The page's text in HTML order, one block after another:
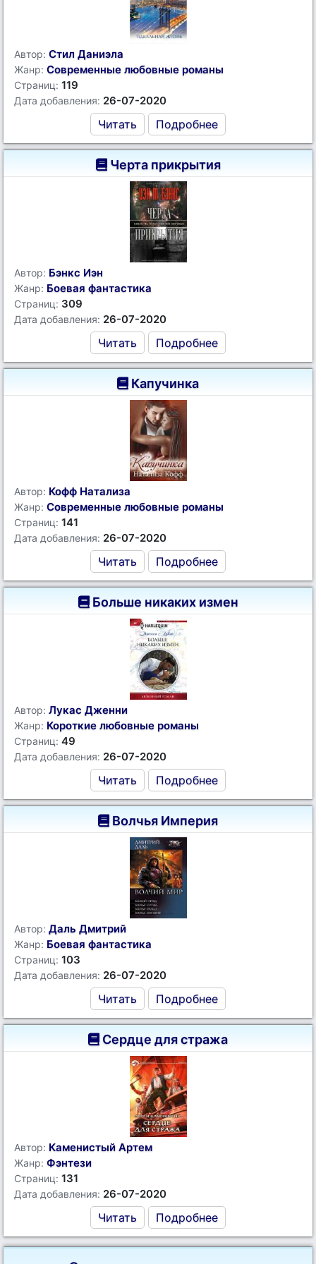
Автор: Стил Даниэла
Жанр: Современные любовные романы
Страниц: 119
Дата добавления: 26-07-2020
Читать Подробнее
Черта прикрытия
Автор: Бэнкс Иэн
Жанр: Боевая фантастика
Страниц: 309
Дата добавления: 26-07-2020
Читать Подробнее
Капучинка
Автор: Кофф Натализа
Жанр: Современные любовные романы
Страниц: 141
Дата добавления: 26-07-2020
Читать Подробнее
Больше никаких измен
Автор: Лукас Дженни
Жанр: Короткие любовные романы
Страниц: 49
Дата добавления: 26-07-2020
Читать Подробнее
Волчья Империя
Автор: Даль Дмитрий
Жанр: Боевая фантастика
Страниц: 103
Дата добавления: 26-07-2020
Читать Подробнее
Сердце для стража
Автор: Каменистый Артем
Жанр: Фэнтези
Страниц: 131
Дата добавления: 26-07-2020
Читать Подробнее